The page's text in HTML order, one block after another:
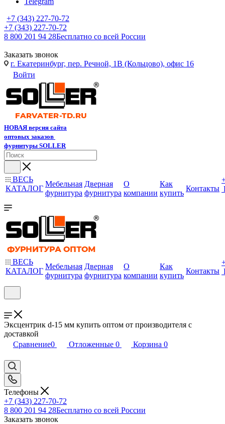
+7 (343) 227-70-72
+7 (343) 227-70-72
8 800 201 94 28Бесплатно со всей России
Заказать звонок
г. Екатеринбург, пер. Речной, 1В (Кольцово), офис 16
Войти
НОВАЯ версия сайта
оптовых заказов
фурнитуры SOLLER
ВЕСЬ
КАТАЛОГ
Мебельная
фурнитура
Дверная
фурнитура
О
компании
Как
купить
Контакты
ВЕСЬ
КАТАЛОГ
Мебельная
фурнитура
Дверная
фурнитура
О
компании
Как
купить
Контакты
Эксцентрик d-15 мм купить оптом от производителя с
доставкой
Сравнение0 Отложенные 0 Корзина 0
Телефоны
+7 (343) 227-70-72
8 800 201 94 28Бесплатно со всей России
Заказать звонок